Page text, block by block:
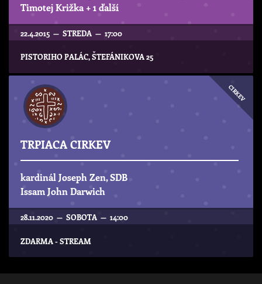
Timotej Križka + 1 ďalší
22.4.2015 — STREDA — 17:00
PISTORIHO PALÁC, ŠTEFÁNIKOVA 25
CIRKEV
TRPIACA CIRKEV
kardinál Joseph Zen, SDB
Issam John Darwich
28.11.2020 — SOBOTA — 14:00
ZDARMA - STREAM